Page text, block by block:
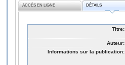
ACCÈS EN LIGNE DÉTAILS
Titre:
Auteur:
Informations sur la publication: